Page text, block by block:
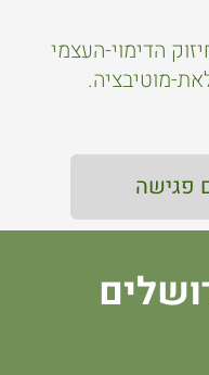
הדימוי-העצמי
מוטיבציה.
פגישה